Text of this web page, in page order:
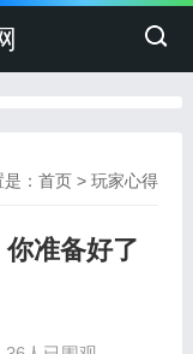
是：首页 >玩家心得
准备好了